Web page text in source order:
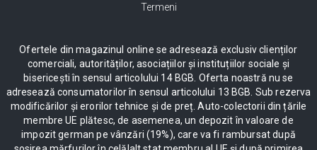
Termeni
Ofertele din magazinul online se adresează exclusiv clienților
comerciali, autorităților, asociațiilor și instituțiilor sociale și
bisericești în sensul articolului 14 BGB. Oferta noastră nu se
adresează consumatorilor în sensul articolului 13 BGB. Sub rezerva
modificărilor și erorilor tehnice și de preț. Auto-colectorii din țările
membre UE plătesc, de asemenea, un depozit în valoare de
impozit german pe vânzări (19%), care va fi rambursat după